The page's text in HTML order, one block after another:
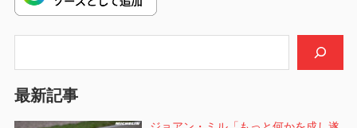
ー
ン
最新記事